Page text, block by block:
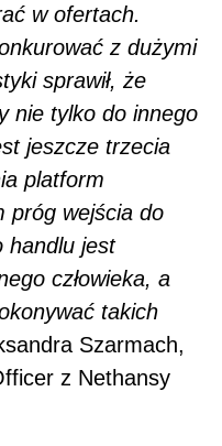
w ofertach.
z dużymi
sprawił, że
nie tylko do innego
jeszcze trzecia
platform
próg wejścia do
handlu jest
człowieka, a
takich
Szarmach,
z Nethansy